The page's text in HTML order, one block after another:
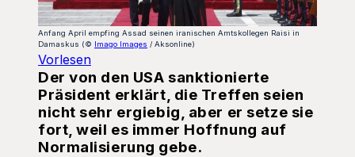
Anfang April empfing Assad seinen iranischen Amtskollegen Raisi in
Damaskus (© Imago Images / Aksonline)
Vorlesen
Der von den USA sanktionierte
Präsident erklärt, die Treffen seien
nicht sehr ergiebig, aber er setze sie
fort, weil es immer Hoffnung auf
Normalisierung gebe.